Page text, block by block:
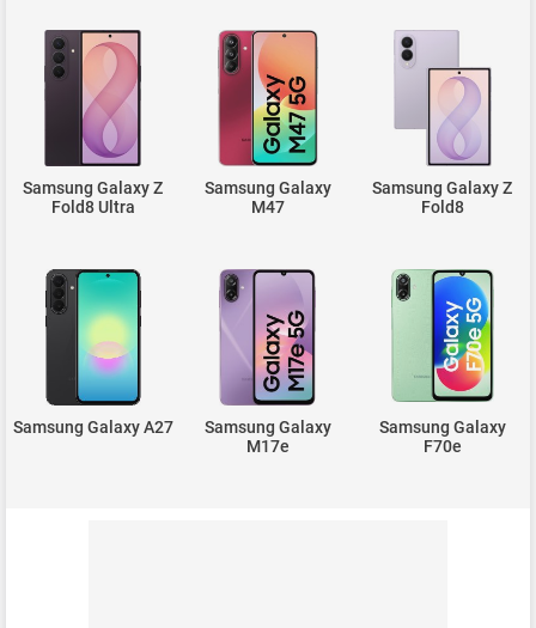
Samsung Galaxy Z
Fold8 Ultra
Samsung Galaxy
M47
Samsung Galaxy Z
Fold8
Samsung Galaxy A27
Samsung Galaxy
M17e
Samsung Galaxy
F70e